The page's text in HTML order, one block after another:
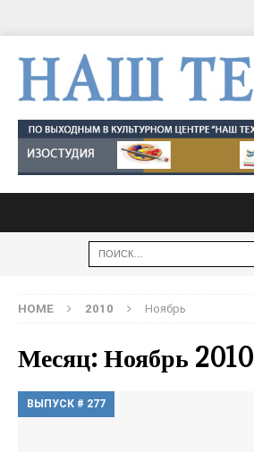
HOME 2010 Ноябрь
Месяц: Ноябрь 2010
ВЫПУСК # 277